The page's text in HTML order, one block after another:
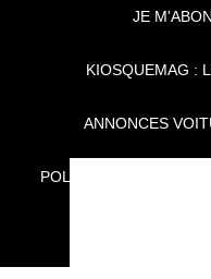
JE
KIOSQUEMAG :
ANNONCES
POLITIQUE DE